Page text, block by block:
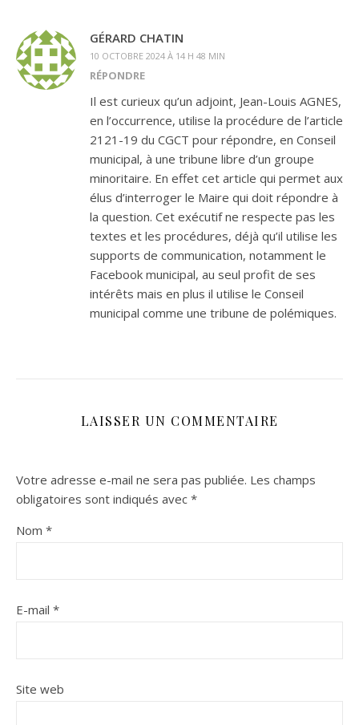
GÉRARD CHATIN
10 OCTOBRE 2024 À 14 H 48 MIN
RÉPONDRE
Il est curieux qu’un adjoint, Jean-Louis AGNES,
en l’occurrence, utilise la procédure de l’article
2121-19 du CGCT pour répondre, en Conseil
municipal, à une tribune libre d’un groupe
minoritaire. En effet cet article qui permet aux
élus d’interroger le Maire qui doit répondre à
la question. Cet exécutif ne respecte pas les
textes et les procédures, déjà qu’il utilise les
supports de communication, notamment le
Facebook municipal, au seul profit de ses
intérêts mais en plus il utilise le Conseil
municipal comme une tribune de polémiques.
LAISSER UN COMMENTAIRE
Votre adresse e-mail ne sera pas publiée. Les champs
obligatoires sont indiqués avec *
Nom *
E-mail *
Site web